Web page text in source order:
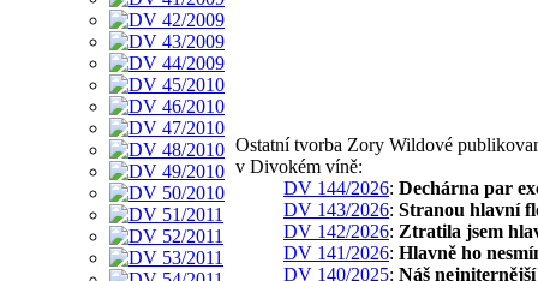
Ostatní tvorba Zory Wildové
v Divokém víně:
DV 144/2026: Dechárna par
DV 143/2026: Stranou hlavní
DV 142/2026: Ztratila jsem
DV 141/2026: Hlavně ho
DV 140/2025: Náš nejniternější